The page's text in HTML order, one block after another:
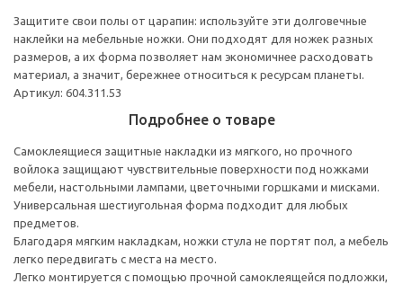
Защитите свои полы от царапин: используйте эти долговечные
наклейки на мебельные ножки. Они подходят для ножек разных
размеров, а их форма позволяет нам экономичнее расходовать
материал, а значит, бережнее относиться к ресурсам планеты.
Артикул: 604.311.53
Подробнее о товаре
Самоклеящиеся защитные накладки из мягкого, но прочного
войлока защищают чувствительные поверхности под ножками
мебели, настольными лампами, цветочными горшками и мисками.
Универсальная шестиугольная форма подходит для любых
предметов.
Благодаря мягким накладкам, ножки стула не портят пол, а мебель
легко передвигать с места на место.
Легко монтируется с помощью прочной самоклеящейся подложки,